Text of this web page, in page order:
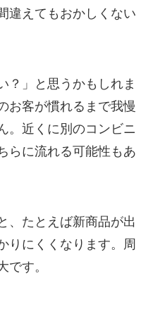
違えてもおかしくない
？」と思うかもしれま
お客が慣れるまで我慢
。近くに別のコンビニ
らに流れる可能性もあ
、たとえば新商品が出
りにくくなります。周
です。